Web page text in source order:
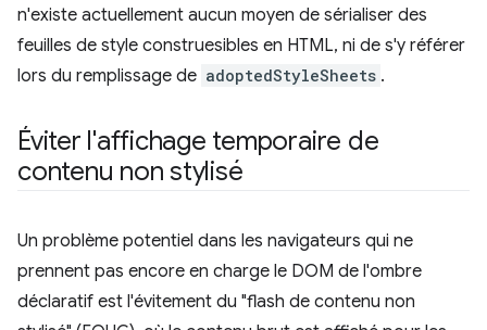
n'existe actuellement aucun moyen de sérialiser des
feuilles de style construesibles en HTML, ni de s'y référer
lors du remplissage de adoptedStyleSheets .
Éviter l'affichage temporaire de
contenu non stylisé
Un problème potentiel dans les navigateurs qui ne
prennent pas encore en charge le DOM de l'ombre
déclaratif est l'évitement du "flash de contenu non